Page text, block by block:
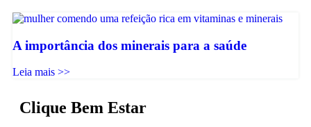
A importância dos minerais para a saúde
Leia mais >>
Clique Bem Estar